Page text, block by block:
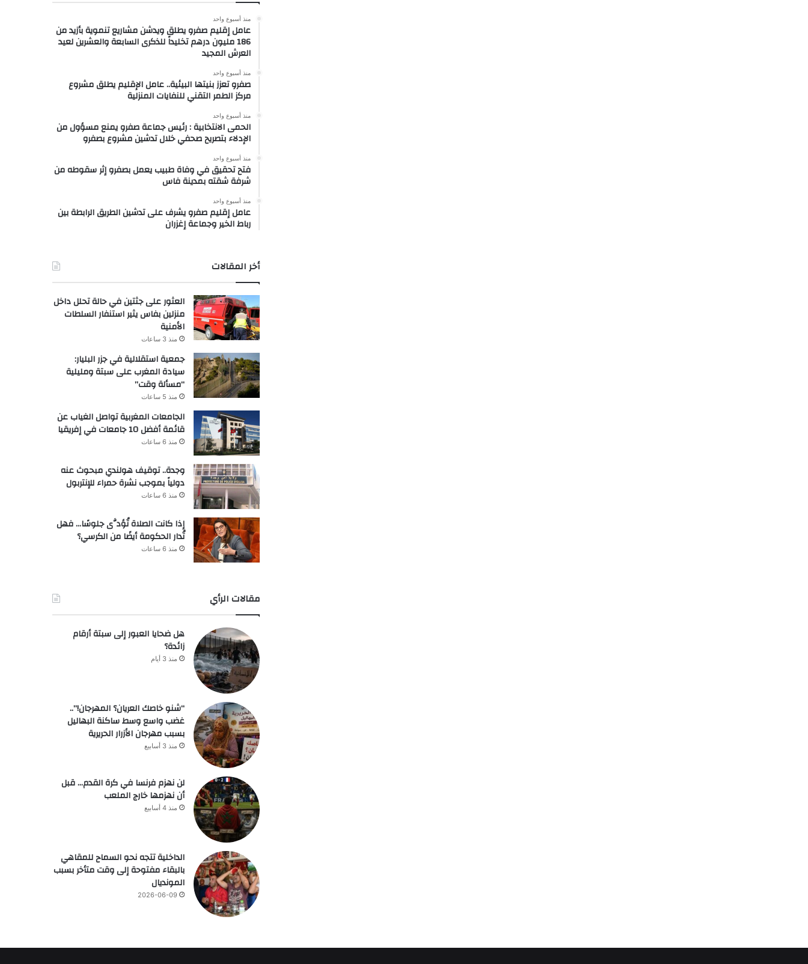
منذ أسبوع واحد
عامل إقليم صفرو يطلق ويدشن مشاريع تنموية بأزيد من
186 مليون درهم تخليداً للذكرى السابعة والعشرين لعيد
العرش المجيد
منذ أسبوع واحد
صفرو تعزز بنيتها البيئية.. عامل الإقليم يطلق مشروع
مركز الطمر التقني للنفايات المنزلية
منذ أسبوع واحد
الحمى الانتخابية : رئيس جماعة صفرو يمنع مسؤول من
الإدلاء بتصريح صحفي خلال تدشين مشروع بصفرو
منذ أسبوع واحد
فتح تحقيق في وفاة طبيب يعمل بصفرو إثر سقوطه من
شرفة شقته بمدينة فاس
منذ أسبوع واحد
عامل إقليم صفرو يشرف على تدشين الطريق الرابطة بين
رباط الخير وجماعة إغزران
أخر المقالات
العثور على جثتين في حالة تحلل داخل
منزلين بفاس يثير استنفار السلطات
الأمنية
منذ 3 ساعات
جمعية استقلالية في جزر البليار:
سيادة المغرب على سبتة ومليلية
“مسألة وقت”
منذ 5 ساعات
الجامعات المغربية تواصل الغياب عن
قائمة أفضل 10 جامعات في إفريقيا
منذ 6 ساعات
وجدة.. توقيف هولندي مبحوث عنه
دولياً بموجب نشرة حمراء للإنتربول
منذ 6 ساعات
إذا كانت الصلاة تُؤدَّى جلوسًا… فهل
تُدار الحكومة أيضًا من الكرسي؟
منذ 6 ساعات
مقالات الرأي
هل ضحايا العبور إلى سبتة أرقام
زائدة؟
منذ 3 أيام
“شنو خاصك العريان؟ المهرجان!”..
غضب واسع وسط ساكنة البهاليل
بسبب مهرجان الأزرار الحريرية
منذ 3 أسابيع
لن نهزم فرنسا في كرة القدم… قبل
أن نهزمها خارج الملعب
منذ 4 أسابيع
الداخلية تتجه نحو السماح للمقاهي
بالبقاء مفتوحة إلى وقت متأخر بسبب
المونديال
2026-06-09